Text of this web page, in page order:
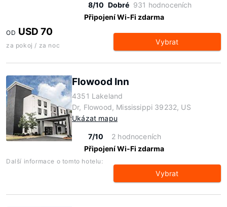
8/10 Dobré 931 hodnoceních
Připojení Wi-Fi zdarma
OD USD 70
za pokoj / za noc Vybrat
Flowood Inn
4351 Lakeland
Dr, Flowood, Mississippi 39232, US
Ukázat mapu
7/10
2 hodnoceních
Připojení Wi-Fi zdarma
Další informace o tomto hotelu:
Vybrat